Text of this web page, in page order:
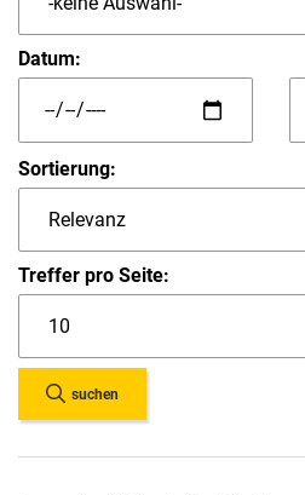
Datum:
Sortierung:
Treffer pro Seite:
suchen